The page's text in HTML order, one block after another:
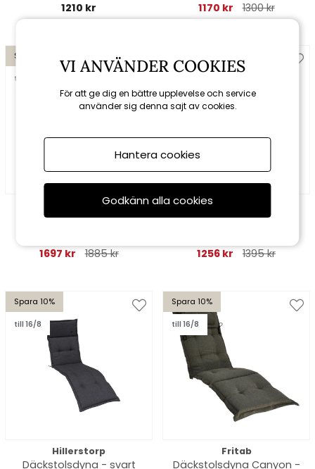
1210 kr
1170 kr
1300 kr
Spara 10%
till 16/8
Däckstolsdyna Selection
1697 kr
1885 kr
Adiron dackdyna
röd struktur
1256 kr 1395 kr
Spara 10%
till 16/8
Hillerstorp
Däckstolsdyna - svart
Spara 10%
till 16/8
Fritab
Däckstolsdyna Canyon -
VI ANVÄNDER COOKIES
För att ge dig en bättre upplevelse och service
använder sig denna sajt av cookies.
Hantera cookies
Godkänn alla cookies